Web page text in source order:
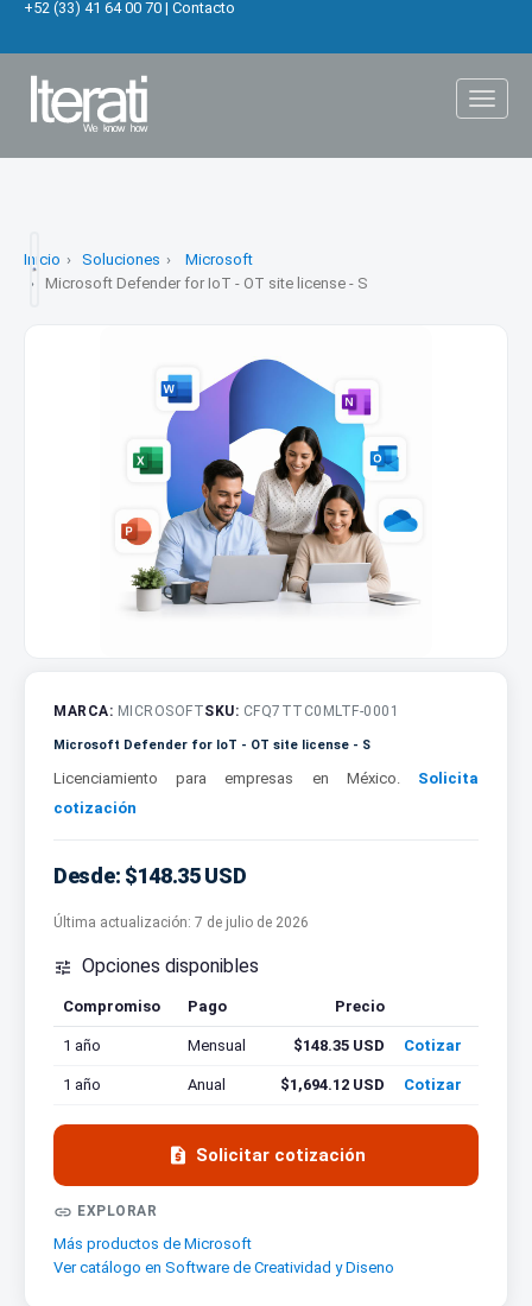
+52 (33) 41 64 00 70 | Contacto
Inicio Soluciones
Microsoft
Microsoft Defender for IoT - OT site license - S
MARCA: MICROSOFTSKU: CFQ7TTC0MLTF-0001
Microsoft Defender for IoT - OT site license - S
Licenciamiento para empresas en México. Solicita
cotización
Desde: $148.35 USD
Última actualización: 7 de julio de 2026
 Opciones disponibles
Compromiso Pago Precio
1 año
Mensual $148.35 USD Cotizar
1 año Anual $1,694.12 USD Cotizar
 Solicitar cotización
 EXPLORAR
Más productos de Microsoft
Ver catálogo en Software de Creatividad y Diseno